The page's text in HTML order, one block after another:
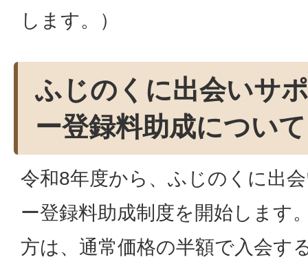
します。）
ふじのくに出会いサ
ー登録料助成について
令和8年度から、ふじのくに出
ー登録料助成制度を開始します
方は、通常価格の半額で入会す